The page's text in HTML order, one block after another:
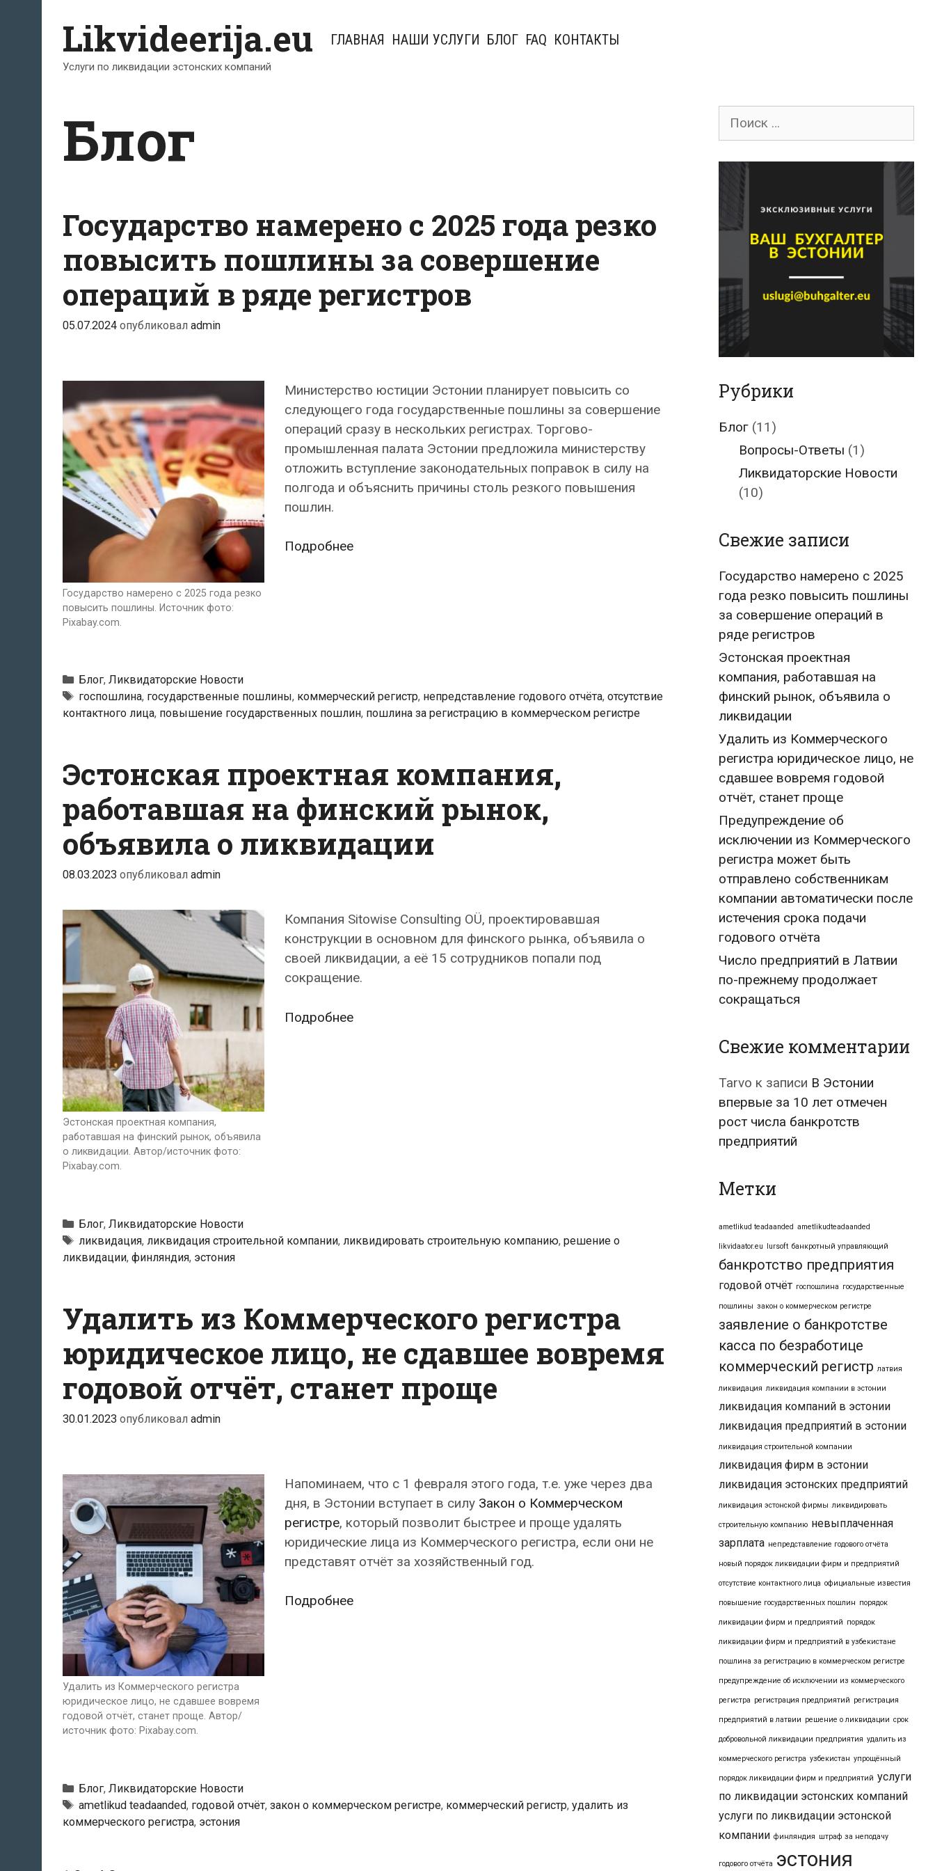
содержимому
Likvideerija.eu
Услуги по ликвидации эстонских компаний
ГЛАВНАЯ НАШИ УСЛУГИ БЛОГ FAQ КОНТАКТЫ
Блог
Государство намерено с 2025 года резко
повысить пошлины за совершение
операций в ряде регистров
05.07.2024 опубликовал admin
Государство намерено с 2025 года резко
повысить пошлины. Источник фото:
Pixabay.com.
Министерство юстиции Эстонии планирует повысить со
следующего года государственные пошлины за совершение
операций сразу в нескольких регистрах. Торгово-
промышленная палата Эстонии предложила министерству
отложить вступление законодательных поправок в силу на
полгода и объяснить причины столь резкого повышения
пошлин.
ПодробнееГосударство
за
совершение
ряде
Рубрики
Блог, Ликвидаторские Новости
Метки
госпошлина, государственные пошлины, коммерческий регистр, непредставление годового отчёта, отсутствие
контактного лица, повышение государственных пошлин, пошлина за регистрацию в коммерческом регистре
Эстонская проектная компания,
работавшая на финский рынок,
объявила о ликвидации
08.03.2023 опубликовал admin
Эстонская проектная компания,
работавшая на финский рынок, объявила
о ликвидации. Автор/источник фото:
Pixabay.com.
Компания Sitowise Consulting OÜ, проектировавшая
конструкции в основном для финского рынка, объявила о
своей ликвидации, а её 15 сотрудников попали под
сокращение.
ПодробнееЭстонская
Рубрики
Блог, Ликвидаторские Новости
Метки
ликвидация, ликвидация строительной компании, ликвидировать строительную компанию, решение о
ликвидации, финляндия, эстония
Удалить из Коммерческого регистра
юридическое лицо, не сдавшее вовремя
годовой отчёт, станет проще
30.01.2023 опубликовал admin
Удалить из Коммерческого регистра
юридическое лицо, не сдавшее вовремя
годовой отчёт, станет проще. Автор/
источник фото: Pixabay.com.
Напоминаем, что с 1 февраля этого года, т.е. уже через два
дня, в Эстонии вступает в силу Закон о Коммерческом
регистре, который позволит быстрее и проще удалять
юридические лица из Коммерческого регистра, если они не
представят отчёт за хозяйственный год.
ПодробнееУдалить
станет
Рубрики
Блог, Ликвидаторские Новости
Метки
ametlikud teadaanded, годовой отчёт, закон о коммерческом регистре, коммерческий регистр, удалить из
коммерческого регистра, эстония
Поиск
Рубрики
Блог (11)
Вопросы-Ответы (1)
Ликвидаторские Новости
(10)
Свежие записи
Государство намерено с 2025
года резко повысить пошлины
за совершение операций в
ряде регистров
Эстонская проектная
компания, работавшая на
финский рынок, объявила о
ликвидации
Удалить из Коммерческого
регистра юридическое лицо, не
сдавшее вовремя годовой
отчёт, станет проще
Предупреждение об
исключении из Коммерческого
регистра может быть
отправлено собственникам
компании автоматически после
истечения срока подачи
годового отчёта
Число предприятий в Латвии
по-прежнему продолжает
сокращаться
Свежие комментарии
Tarvo к записи В Эстонии
впервые за 10 лет отмечен
рост числа банкротств
предприятий
Метки
ametlikud teadaanded ametlikudteadaanded
likvidaator.eu lursoft банкротный управляющий
банкротство предприятия
годовой отчёт госпошлина государственные
пошлины закон о коммерческом регистре
заявление о банкротстве
касса по безработице
коммерческий регистр латвия
ликвидация ликвидация компании в эстонии
ликвидация компаний в эстонии
ликвидация предприятий в эстонии
ликвидация строительной компании
ликвидация фирм в эстонии
ликвидация эстонских предприятий
ликвидация эстонской фирмы ликвидировать
строительную компанию невыплаченная
зарплата непредставление годового отчёта
новый порядок ликвидации фирм и предприятий
отсутствие контактного лица официальные известия
повышение государственных пошлин порядок
ликвидации фирм и предприятий порядок
ликвидации фирм и предприятий в узбекистане
пошлина за регистрацию в коммерческом регистре
предупреждение об исключении из коммерческого
регистра регистрация предприятий регистрация
предприятий в латвии решение о ликвидации срок
добровольной ликвидации предприятия удалить из
коммерческого регистра узбекистан упрощённый
порядок ликвидации фирм и предприятий услуги
по ликвидации эстонских компаний
услуги по ликвидации эстонской
компании финляндия штраф за неподачу
годового отчёта эстония